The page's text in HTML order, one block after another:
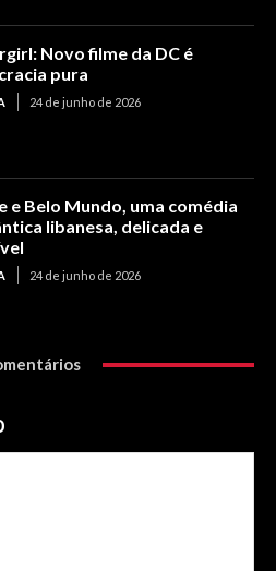
Novo filme da DC é
pura
24 de junho de 2026
e Belo Mundo, uma comédia
libanesa, delicada e
24 de junho de 2026